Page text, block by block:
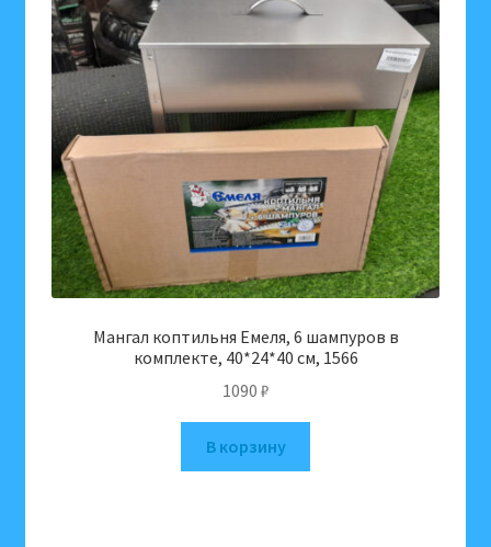
Мангал коптильня Емеля, 6 шампуров в
комплекте, 40*24*40 см, 1566
1090 ₽
В корзину